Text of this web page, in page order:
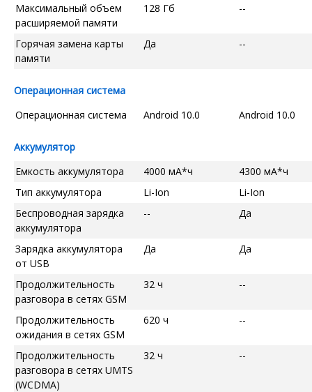
Максимальный объем
расширяемой памяти
128 Гб --
Горячая замена карты
памяти
Да --
Операционная система
Операционная система
Android 10.0 Android 10.0
Аккумулятор
Емкость аккумулятора
4000 мА*ч
4300 мА*ч
Тип аккумулятора
Li-Ion
Li-Ion
Беспроводная зарядка
аккумулятора
-- Да
Зарядка аккумулятора
от USB
Да Да
Продолжительность
разговора в сетях GSM
32 ч --
Продолжительность
ожидания в сетях GSM
620 ч --
Продолжительность
разговора в сетях UMTS
(WCDMA)
32 ч --